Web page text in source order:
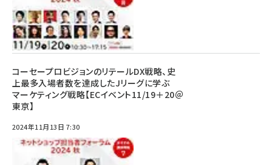
コーセープロビジョンのリテールDX戦略、史
上最多入場者数を達成したJリーグに学ぶ
マーケティング戦略【ECイベント11/19＋20＠
東京】
2024年11月13日 7:30